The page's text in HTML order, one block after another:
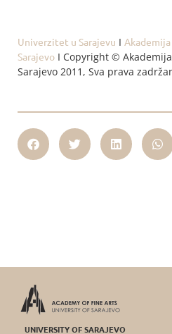
Univerzitet u Sarajevu I
Sarajevo I Copyright ©
Sarajevo 2011, Sva prava
UNIVERSITY OF SARAJEVO